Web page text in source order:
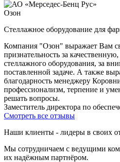
Озон
Стеллажное оборудование для
Компания "Озон" выражает Вам
признательность за
стеллажного оборудования, за
поставленной задаче. А также
благодарность менеджеру
профессионализм, терпение и
решать вопросы.
Заместитель директора по
Смотреть все отзывы
Наши клиенты - лидеры в своих
Мы сотрудничаем с ведущими
их надёжным партнёром.